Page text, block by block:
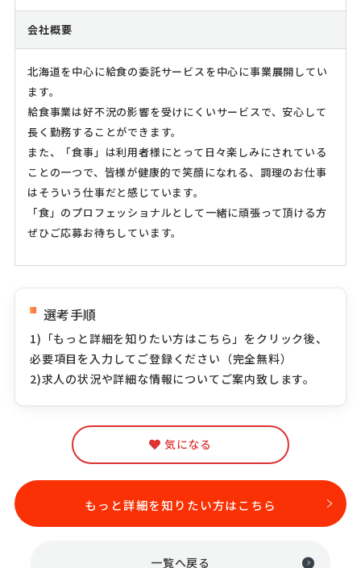
会社概要
北海道を中心に給食の委託サービスを中心に事業展開してい
ます。
給食事業は好不況の影響を受けにくいサービスで、安心して
長く勤務することができます。
また、「食事」は利用者様にとって日々楽しみにされている
ことの一つで、皆様が健康的で笑顔になれる、調理のお仕事
はそういう仕事だと感じています。
「食」のプロフェッショナルとして一緒に頑張って頂ける方
ぜひご応募お待ちしています。
選考手順
1)「もっと詳細を知りたい方はこちら」をクリック後、
必要項目を入力してご登録ください（完全無料）
2)求人の状況や詳細な情報についてご案内致します。
気になる
もっと詳細を知りたい方はこちら
一覧へ戻る